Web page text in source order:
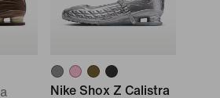
Nike Shox Z Calistra